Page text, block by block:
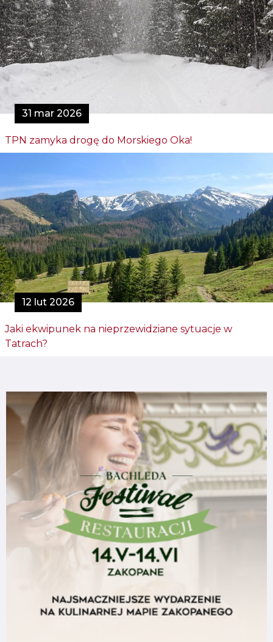
31 mar 2026
TPN zamyka drogę do Morskiego Oka!
12 lut 2026
Jaki ekwipunek na nieprzewidziane sytuacje w
Tatrach?